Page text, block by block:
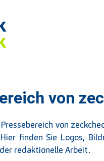
von
von
finden Sie Logos,
redaktionelle Arbeit.